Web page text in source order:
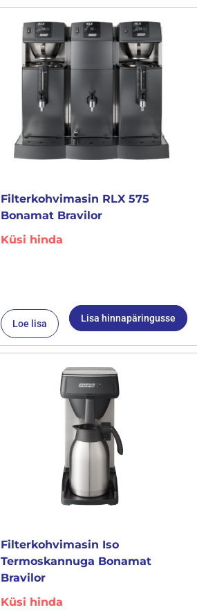
Filterkohvimasin RLX 575
Bonamat Bravilor
Küsi hinda
Loe lisa Lisa hinnapäringusse
Filterkohvimasin Iso
Termoskannuga Bonamat
Bravilor
Küsi hinda